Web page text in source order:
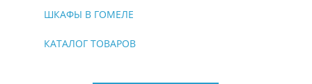
ШКАФЫ В ГОМЕЛЕ
КАТАЛОГ ТОВАРОВ